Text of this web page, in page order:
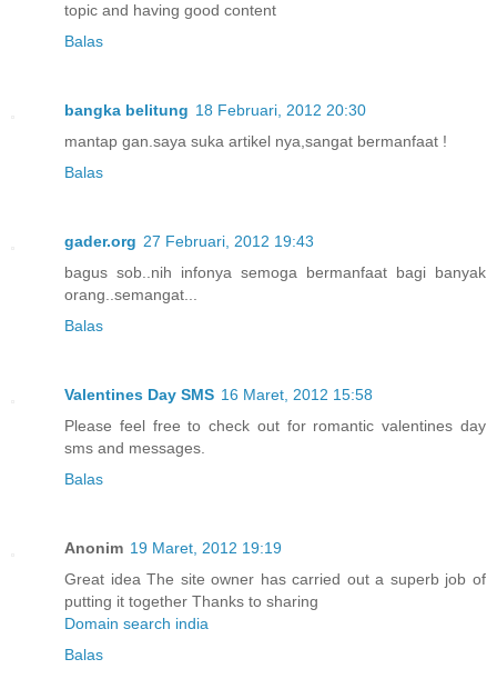
topic and having good content
Balas
bangka belitung 18 Februari, 2012 20:30
mantap gan.saya suka artikel nya,sangat bermanfaat !
Balas
gader.org 27 Februari, 2012 19:43
bagus sob..nih infonya semoga bermanfaat bagi banyak
orang..semangat...
Balas
Valentines Day SMS 16 Maret, 2012 15:58
Please feel free to check out for romantic valentines day
sms and messages.
Balas
Anonim 19 Maret, 2012 19:19
Great idea The site owner has carried out a superb job of
putting it together Thanks to sharing
Domain search india
Balas